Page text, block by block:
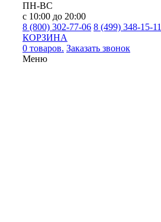
ПН-ВС
с 10:00 до 20:00
8 (800) 302-77-06 8 (499) 348-15-11
КОРЗИНА
0 товаров. Заказать звонок
Меню